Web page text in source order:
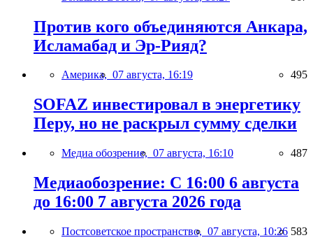
Против кого объединяются Анкара,
Исламабад и Эр-Рияд?
Америка, 07 августа, 16:19 495
SOFAZ инвестировал в энергетику
Перу, но не раскрыл сумму сделки
Медиа обозрение, 07 августа, 16:10 487
Медиаобозрение: С 16:00 6 августа
до 16:00 7 августа 2026 года
Постсоветское пространство, 07 августа, 10:26 583